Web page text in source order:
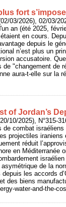
fort s’impose
03/2026), 02/03/
an (été 2025,
en cours.
depuis le
n’est plus un
accusatoire.
"changement de
aura-t-elle sur la
of Jordan’s
10/2025), N°315-
de combat
projectiles
réduit
en Méditerranée
asymétrique de la
les accords
des biens
water-and-the-